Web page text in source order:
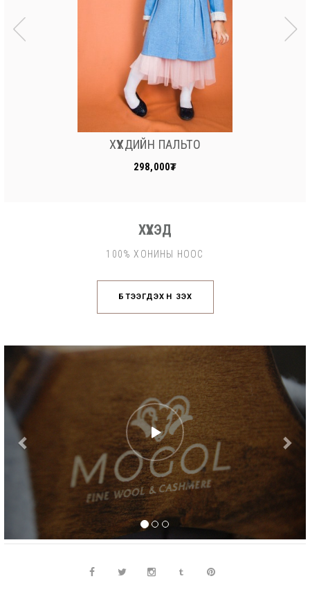
ХҮҮХДИЙН ПАЛЬТО
298,000₮
ХҮҮХЭД
100% ХОНИНЫ НООС
БҮТЭЭГДЭХҮҮН ҮЗЭХ